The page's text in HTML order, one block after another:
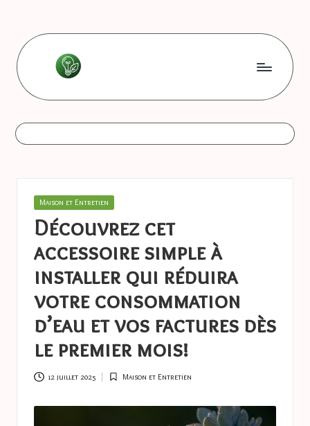
content
L
e
s
o
n
n
e
s
a
s
t
u
c
astuces
Posted
Maison et Entretien
Découvrez cet
accessoire simple à
installer qui réduira
votre consommation
d’eau et vos factures dès
le premier mois!
12 juillet 2025
Posted
Maison et Entretien